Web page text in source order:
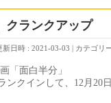
クランクアップ
新日時 : 2021-03-03 カテゴリ
「面白半分」
ンクインして、12月20